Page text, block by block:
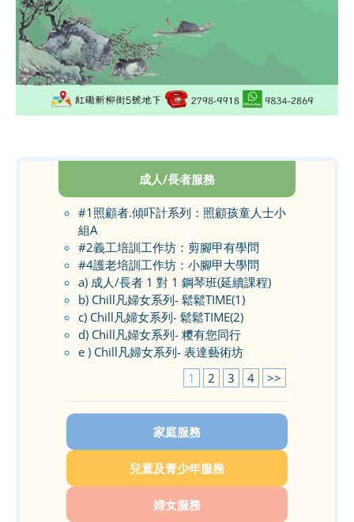
成人/長者服務
#1照顧者.傾吓計系列：照顧孩童人士小
組A
#2義工培訓工作坊：剪腳甲有學問
#4護老培訓工作坊：小腳甲大學問
a) 成人/長者 1 對 1 鋼琴班(延續課程)
b) Chill凡婦女系列- 鬆鬆TIME(1)
c) Chill凡婦女系列- 鬆鬆TIME(2)
d) Chill凡婦女系列- 糭有您同行
e ) Chill凡婦女系列- 表達藝術坊
1
2 3 4 >>
家庭服務
兒童及青少年服務
婦女服務